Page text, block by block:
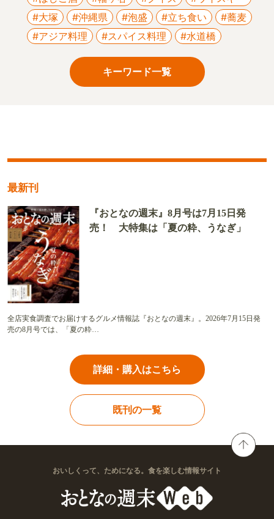
#大塚
#沖縄県 #泡盛 #立ち食い
#蕎麦
#アジア料理
#スパイス料理 #水道橋
キーワード一覧
最新刊
『おとなの週末』8月号は7月15日発
売！ 大特集は「夏の粋、うなぎ」
全店実食調査でお届けするグルメ情報誌『おとなの週末』。2026年7月15日発
売の8月号では、「夏の粋…
詳細・購入はこちら
既刊の一覧
おいしくって、ためになる。食を楽しむ情報サイト